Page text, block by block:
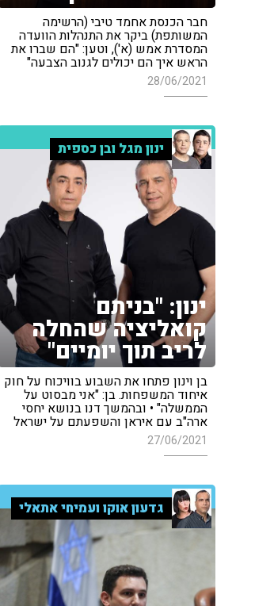
חבר הכנסת אחמד טיבי (הרשימה
המשותפת) ביקר את התנהלות הוועדה
המסדרת אמש (א'), וטען: "הם שברו את
הראש איך הם יכולים לגנוב הצבעה"
28/06/2021
ינון מגל ובן כספית
ינון: "בניתם
קואליציה שהחלה
לריב תוך יומיים"
בן וינון פתחו את השבוע בוויכוח על חוק
איחוד המשפחות. בן: "אני מבסוט על
הממשלה" • ובהמשך דנו בנושא יחסי
ארה"ב עם איראן והשפעתם על ישראל
27/06/2021
גדעון אוקו ועמיחי אתאלי